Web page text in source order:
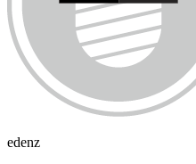
edenz